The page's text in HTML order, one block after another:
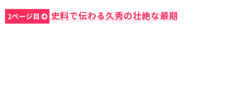
2ページ目 史料で伝わる久秀の壮絶な最期